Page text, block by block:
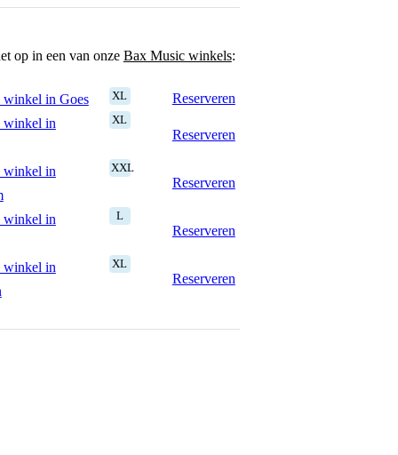
op in een van onze Bax Music winkels:
in Goes XL
Reserveren
winkel in
XL
Reserveren
winkel in
XXL
Reserveren
winkel in
L
Reserveren
winkel in
XL
Reserveren